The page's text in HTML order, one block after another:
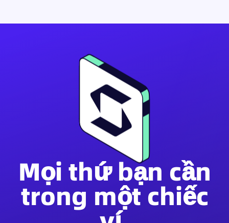
Mọi thứ bạn cần
trong một chiếc